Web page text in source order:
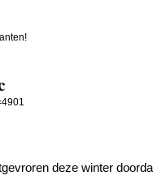
deze winter